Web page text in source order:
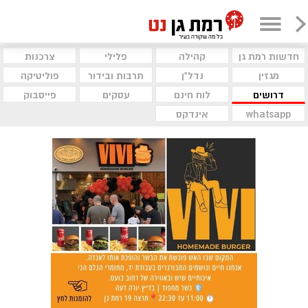
חדשות רמת גן קהילה פלילי
צרכנות
מגזין
נדל"ן תרבות ובידור
פוליטיקה
דרושים
לוח חינם עסקים
פייסבוק
whatsapp
אינדקס